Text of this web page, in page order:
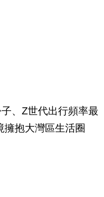
、Z世代出行頻率最
抱大灣區生活圈